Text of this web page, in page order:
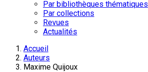
Par bibliothèques thématiques
Par collections
Revues
Actualités
Accueil
Auteurs
Maxime Quijoux